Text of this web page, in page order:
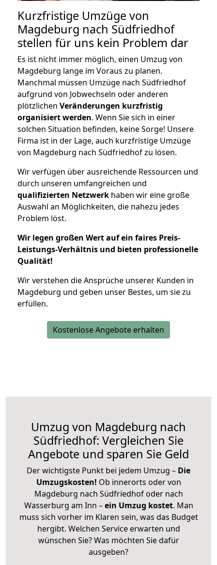
Kurzfristige Umzüge von
Magdeburg nach Südfriedhof
stellen für uns kein Problem dar
Es ist nicht immer möglich, einen Umzug von
Magdeburg lange im Voraus zu planen.
Manchmal müssen Umzüge nach Südfriedhof
aufgrund von Jobwechseln oder anderen
plötzlichen Veränderungen kurzfristig
organisiert werden. Wenn Sie sich in einer
solchen Situation befinden, keine Sorge! Unsere
Firma ist in der Lage, auch kurzfristige Umzüge
von Magdeburg nach Südfriedhof zu lösen.
Wir verfügen über ausreichende Ressourcen und
durch unseren umfangreichen und
qualifizierten Netzwerk haben wir eine große
Auswahl an Möglichkeiten, die nahezu jedes
Problem löst.
Wir legen großen Wert auf ein faires Preis-
Leistungs-Verhältnis und bieten professionelle
Qualität!
Wir verstehen die Ansprüche unserer Kunden in
Magdeburg und geben unser Bestes, um sie zu
erfüllen.
Kostenlose Angebote erhalten
Umzug von Magdeburg nach
Südfriedhof: Vergleichen Sie
Angebote und sparen Sie Geld
Der wichtigste Punkt bei jedem Umzug – Die
Umzugskosten! Ob innerorts oder von
Magdeburg nach Südfriedhof oder nach
Wasserburg am Inn –ein Umzug kostet. Man
muss sich vorher im Klaren sein, was das Budget
hergibt. Welchen Service erwarten und
wünschen Sie? Was möchten Sie dafür
ausgeben?